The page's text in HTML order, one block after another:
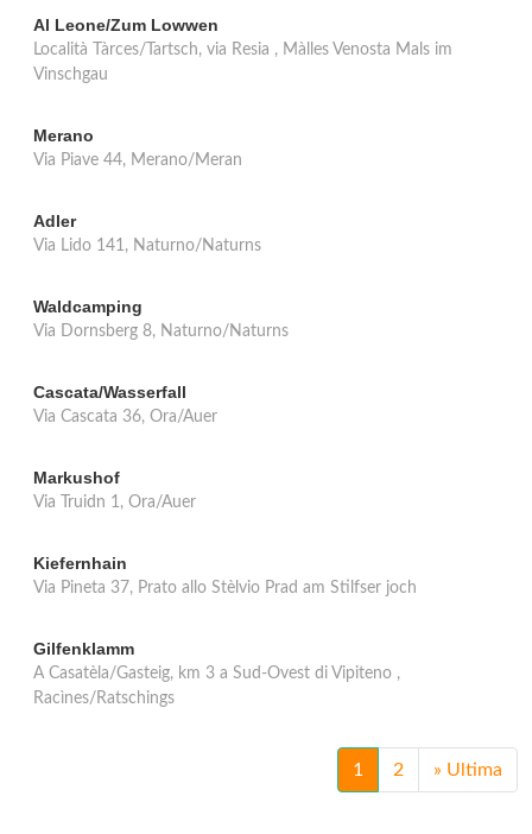
Al Leone/Zum Lowwen
Località Tàrces/Tartsch, via Resia , Màlles Venosta Mals im
Vinschgau
Merano
Via Piave 44, Merano/Meran
Adler
Via Lido 141, Naturno/Naturns
Waldcamping
Via Dornsberg 8, Naturno/Naturns
Cascata/Wasserfall
Via Cascata 36, Ora/Auer
Markushof
Via Truidn 1, Ora/Auer
Kiefernhain
Via Pineta 37, Prato allo Stèlvio Prad am Stilfser joch
Gilfenklamm
A Casatèla/Gasteig, km 3 a Sud-Ovest di Vipiteno ,
Racìnes/Ratschings
1 2 » Ultima